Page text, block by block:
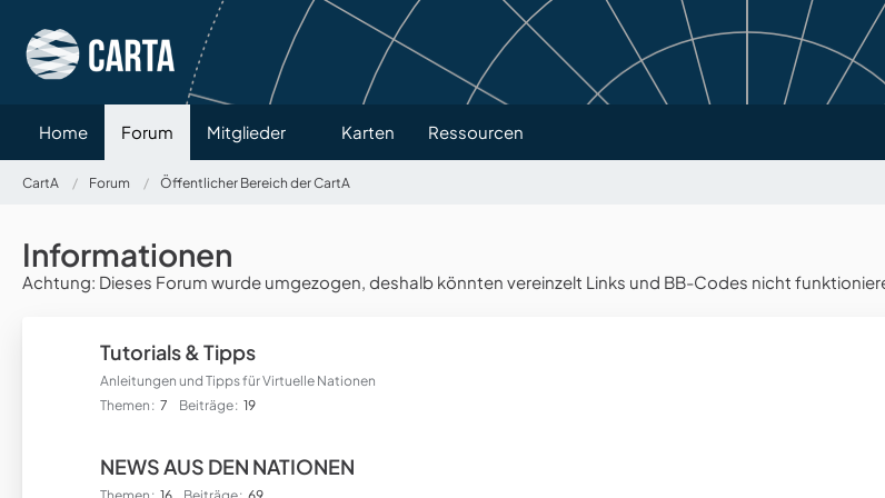
Home Forum Mitglieder Karten Ressourcen
CartA Forum Öffentlicher Bereich der CartA
Informationen
Achtung: Dieses Forum wurde umgezogen, deshalb könnten vereinzelt Links und BB-Codes nicht
Tutorials & Tipps
Anleitungen und Tipps für Virtuelle Nationen
Themen
7 Beiträge 19
NEWS AUS DEN NATIONEN